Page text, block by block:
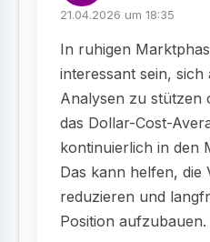
21.04.2026 um 18:35
In ruhigen
interessant sein,
Analysen zu stützen
das Dollar-Cost-
kontinuierlich in den
Das kann helfen, die
reduzieren und
Position aufzubauen.